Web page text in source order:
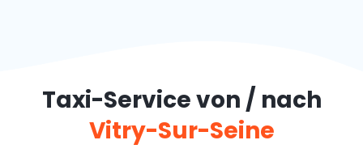
Taxi-Service von / nach
Vitry-Sur-Seine